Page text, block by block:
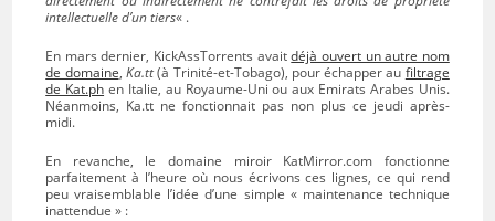
intellectuelle d’un tiers« .
En mars dernier, KickAssTorrents avaitdéjà ouvert un autre nom
de domaine, Ka.tt(à Trinité-et-Tobago), pour échapper au filtrage
de Kat.ph en Italie, au Royaume-Uni ou aux Emirats Arabes Unis.
Néanmoins, Ka.tt ne fonctionnait pas non plus ce jeudi après-
midi.
En revanche, le domaine miroir KatMirror.com fonctionne
parfaitement à l’heure où nous écrivons ces lignes, ce qui rend
peu vraisemblable l’idée d’une simple « maintenance technique
inattendue » :